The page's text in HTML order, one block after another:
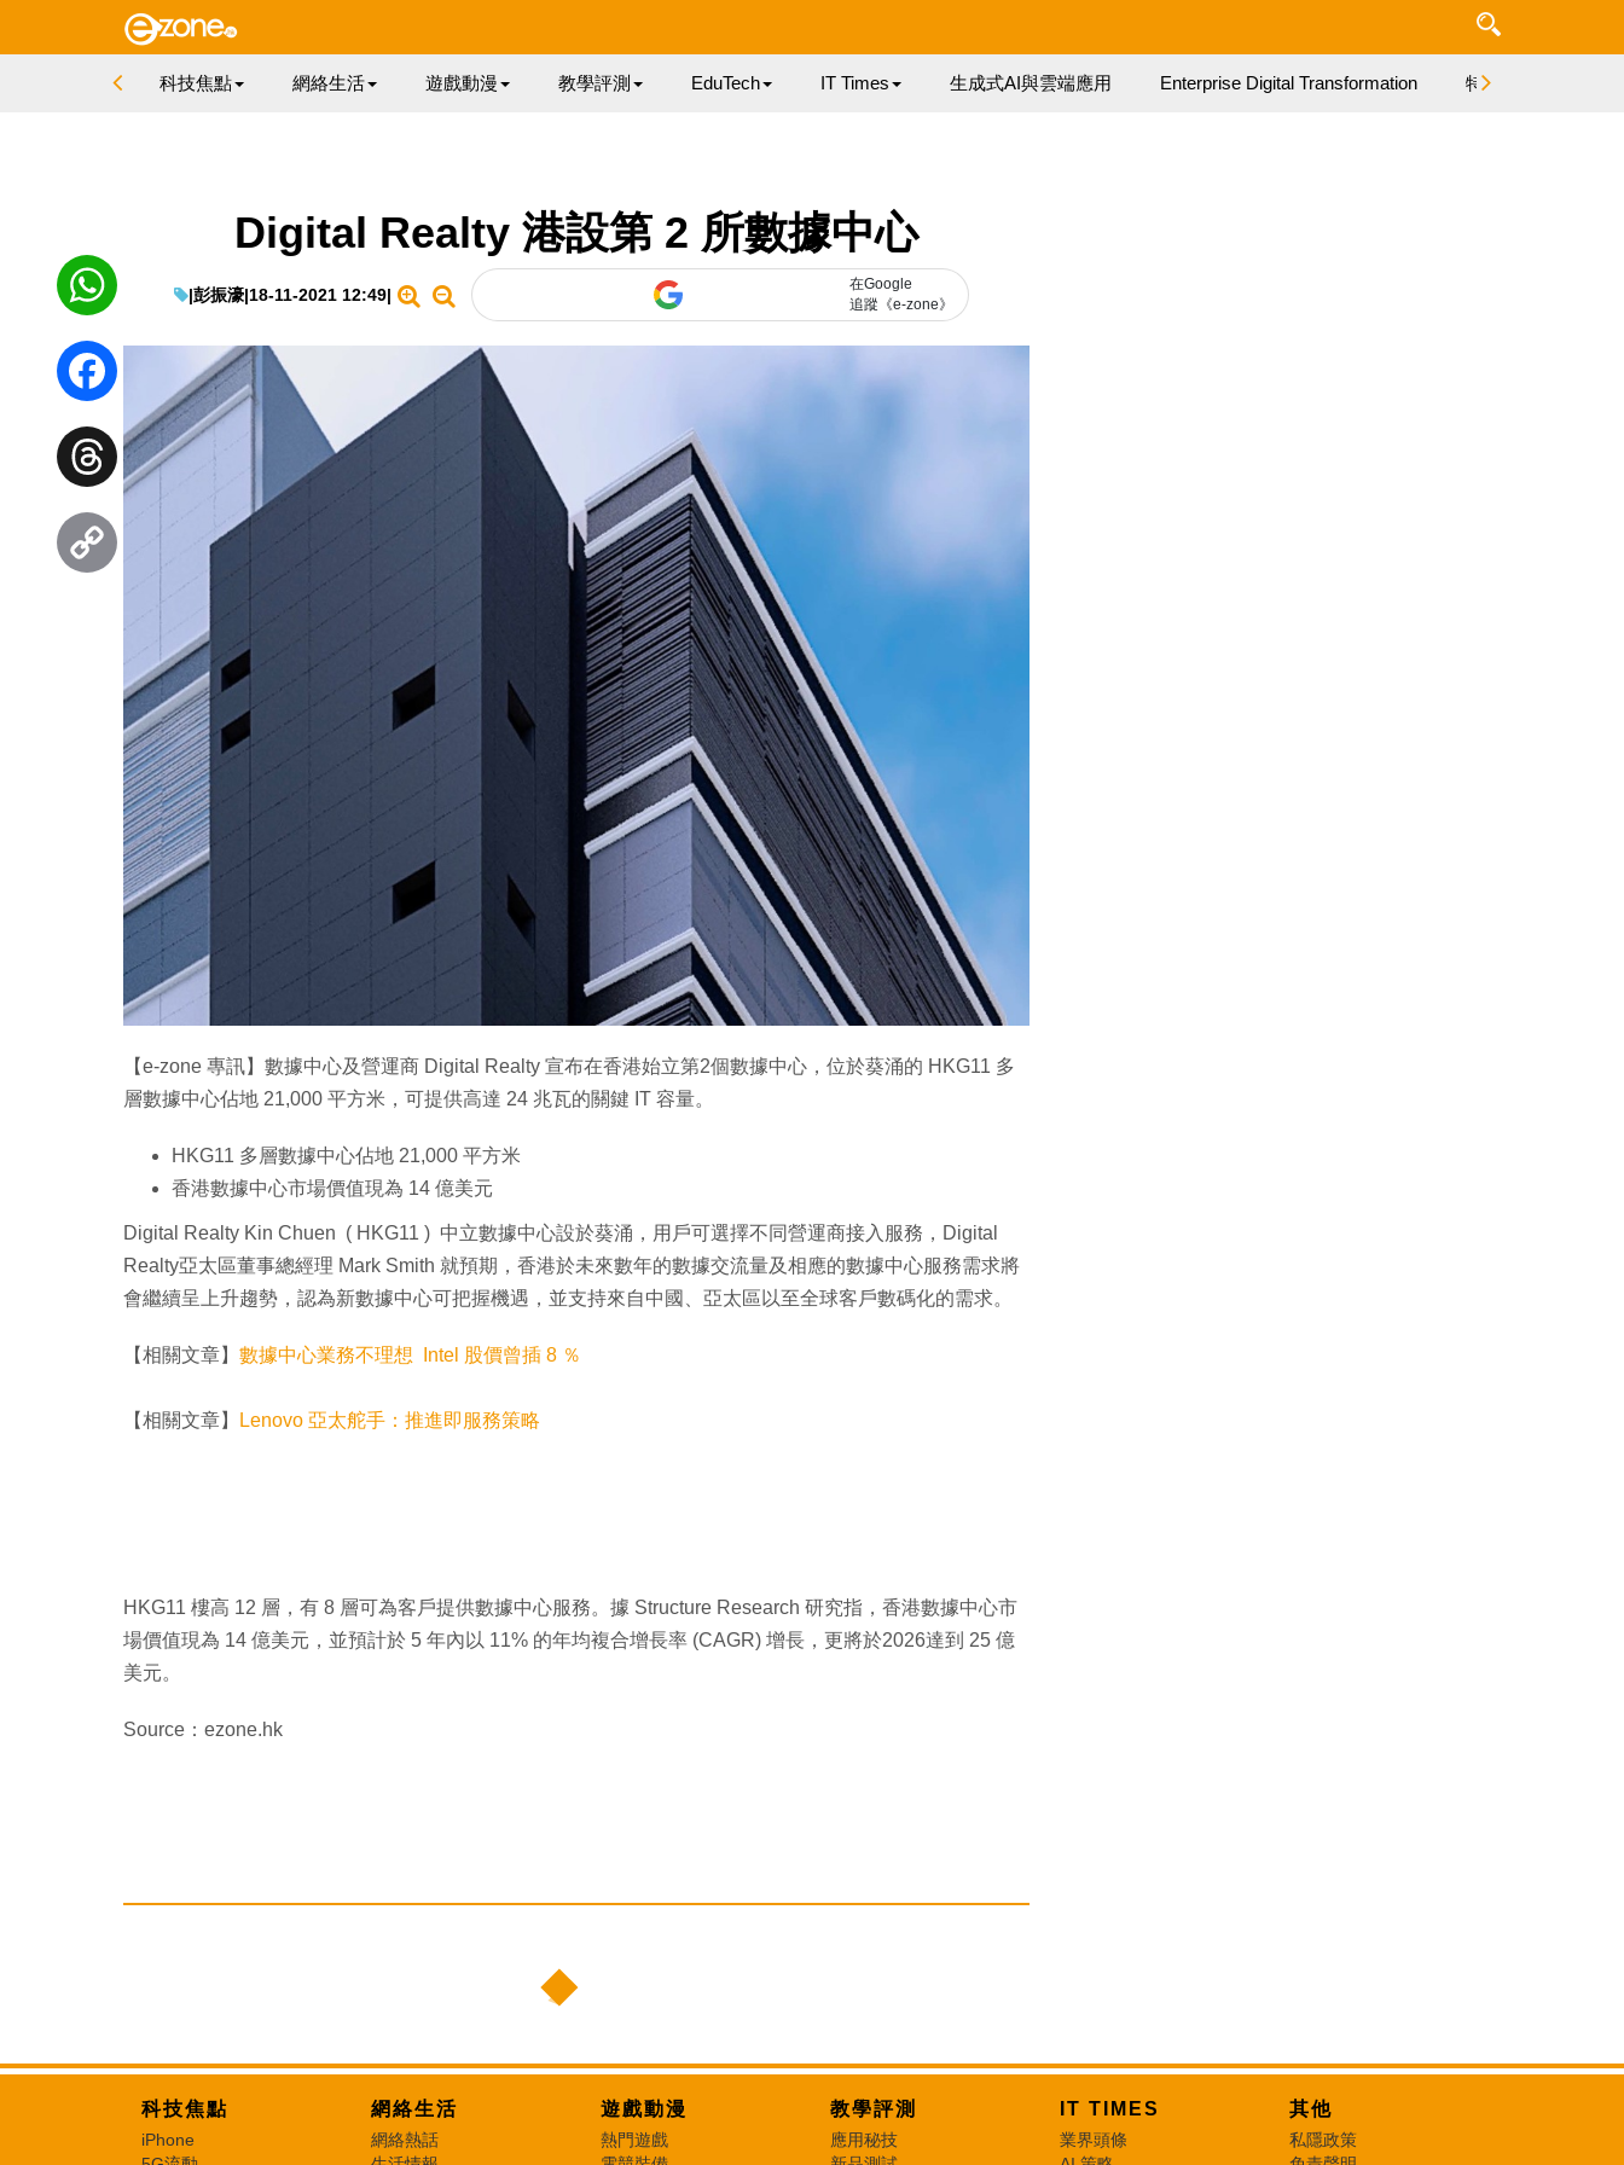
科技焦點 網絡生活 遊戲動漫 教學評測 EduTech IT Times 生成式AI與雲端應用 Enterprise Digital Transformation 特集
Digital Realty 港設第 2 所數據中心
|彭振濠|18-11-2021 12:49|
在Google
追蹤《e-zone》
【e-zone 專訊】數據中心及營運商 Digital Realty 宣布在香港始立第2個數據中心，位於葵涌的 HKG11 多
層數據中心佔地 21,000 平方米，可提供高達 24 兆瓦的關鍵 IT 容量。
HKG11 多層數據中心佔地 21,000 平方米
香港數據中心市場價值現為 14 億美元
Digital Realty Kin Chuen ( HKG11 ) 中立數據中心設於葵涌，用戶可選擇不同營運商接入服務，Digital
Realty亞太區董事總經理 Mark Smith 就預期，香港於未來數年的數據交流量及相應的數據中心服務需求將
會繼續呈上升趨勢，認為新數據中心可把握機遇，並支持來自中國、亞太區以至全球客戶數碼化的需求。
【相關文章】 數據中心業務不理想 Intel 股價曾插 8 ％
【相關文章】 Lenovo 亞太舵手：推進即服務策略
HKG11 樓高 12 層，有 8 層可為客戶提供數據中心服務。據 Structure Research 研究指，香港數據中心市
場價值現為 14 億美元，並預計於 5 年內以 11% 的年均複合增長率 (CAGR) 增長，更將於2026達到 25 億
美元。
Source：ezone.hk
WhatsApp
Facebook
Threads
科技焦點
iPhone
網絡生活
網絡熱話
遊戲動漫
熱門遊戲
教學評測
應用秘技
IT TIMES
業界頭條
其他
私隱政策